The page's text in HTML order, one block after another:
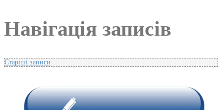
Навігація записів
Старіші записи